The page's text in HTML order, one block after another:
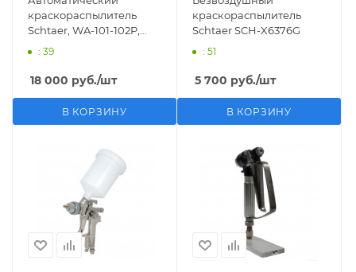
краскораcпылитель
Schtaer, WA-101-102P,
сопло 1.0 мм
: 39
18 000 руб./шт
В КОРЗИНУ
краскораспылитель
Schtaer SCH-X6376G
: 51
5 700 руб./шт
В КОРЗИНУ